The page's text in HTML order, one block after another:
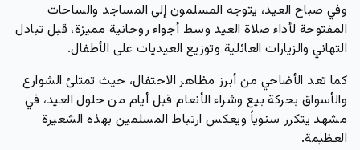
وفي صباح العيد، يتوجه المسلمون إلى المساجد والساحات
المفتوحة لأداء صلاة العيد وسط أجواء روحانية مميزة، قبل تبادل
التهاني والزيارات العائلية وتوزيع العيديات على الأطفال.
كما تعد الأضاحي من أبرز مظاهر الاحتفال، حيث تمتلئ الشوارع
والأسواق بحركة بيع وشراء الأنعام قبل أيام من حلول العيد، في
مشهد يتكرر سنوياً ويعكس ارتباط المسلمين بهذه الشعيرة
العظيمة.